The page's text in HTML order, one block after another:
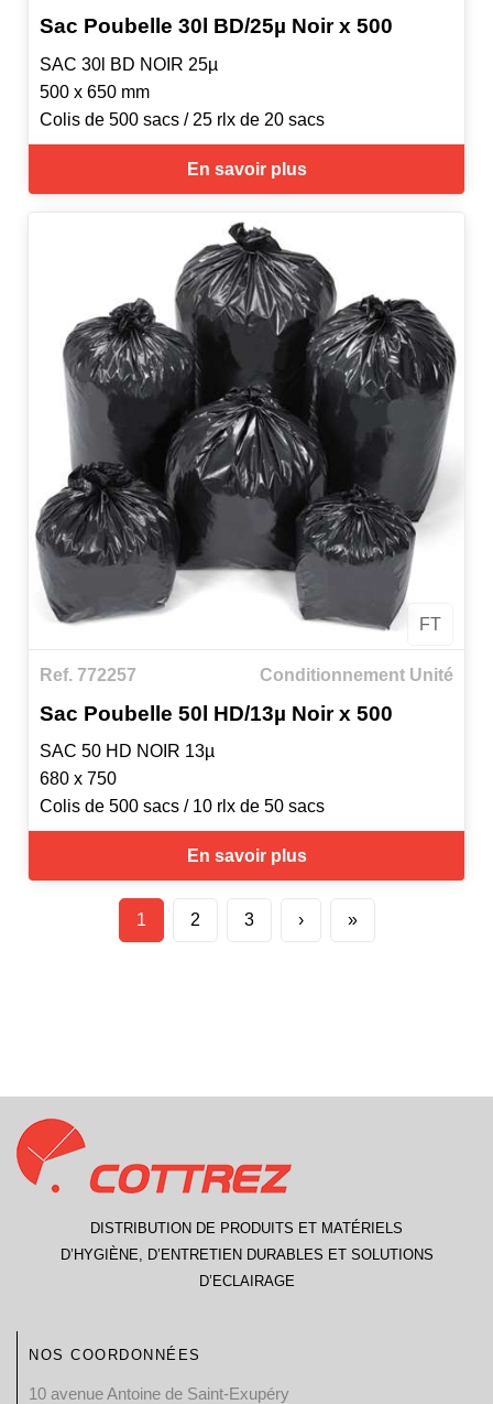
Sac Poubelle 30l BD/25µ Noir x 500
SAC 30l BD NOIR 25µ
500 x 650 mm
Colis de 500 sacs / 25 rlx de 20 sacs
En savoir plus
FT
Ref. 772257 Conditionnement Unité
Sac Poubelle 50l HD/13µ Noir x 500
SAC 50 HD NOIR 13µ
680 x 750
Colis de 500 sacs / 10 rlx de 50 sacs
En savoir plus
1 2 3 › »
DISTRIBUTION DE PRODUITS ET MATÉRIELS
D’HYGIÈNE, D’ENTRETIEN DURABLES ET SOLUTIONS
D’ECLAIRAGE
NOS COORDONNÉES
10 avenue Antoine de Saint-Exupéry